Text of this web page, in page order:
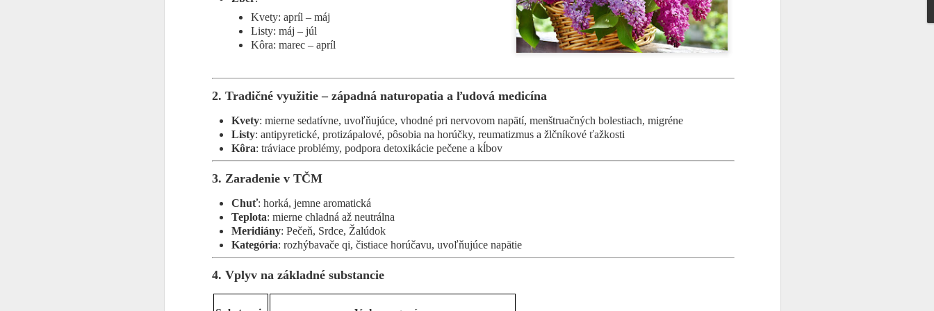
Kvety: apríl – máj
Listy: máj – júl
Kôra: marec – apríl
2. Tradičné využitie – západná naturopatia a ľudová medicína
Kvety: mierne sedatívne, uvoľňujúce, vhodné pri nervovom napätí, menštruačných bolestiach, migréne
Listy: antipyretické, protizápalové, pôsobia na horúčky, reumatizmus a žlčníkové ťažkosti
Kôra: tráviace problémy, podpora detoxikácie pečene a kĺbov
3. Zaradenie v TČM
Chuť: horká, jemne aromatická
Teplota: mierne chladná až neutrálna
Meridiány: Pečeň, Srdce, Žalúdok
Kategória: rozhýbavače qi, čistiace horúčavu, uvoľňujúce napätie
4. Vplyv na základné substancie
Odvar pripraviť z 1000 ml vody a po precedení pridať:
- Sirup z chrenu (Syrupus Armoraciae) – 50 ml
bolesť čo najrýchlejšie utlmí. Starí bylinkári sa však na hrdlo
pozerali trochu inak.